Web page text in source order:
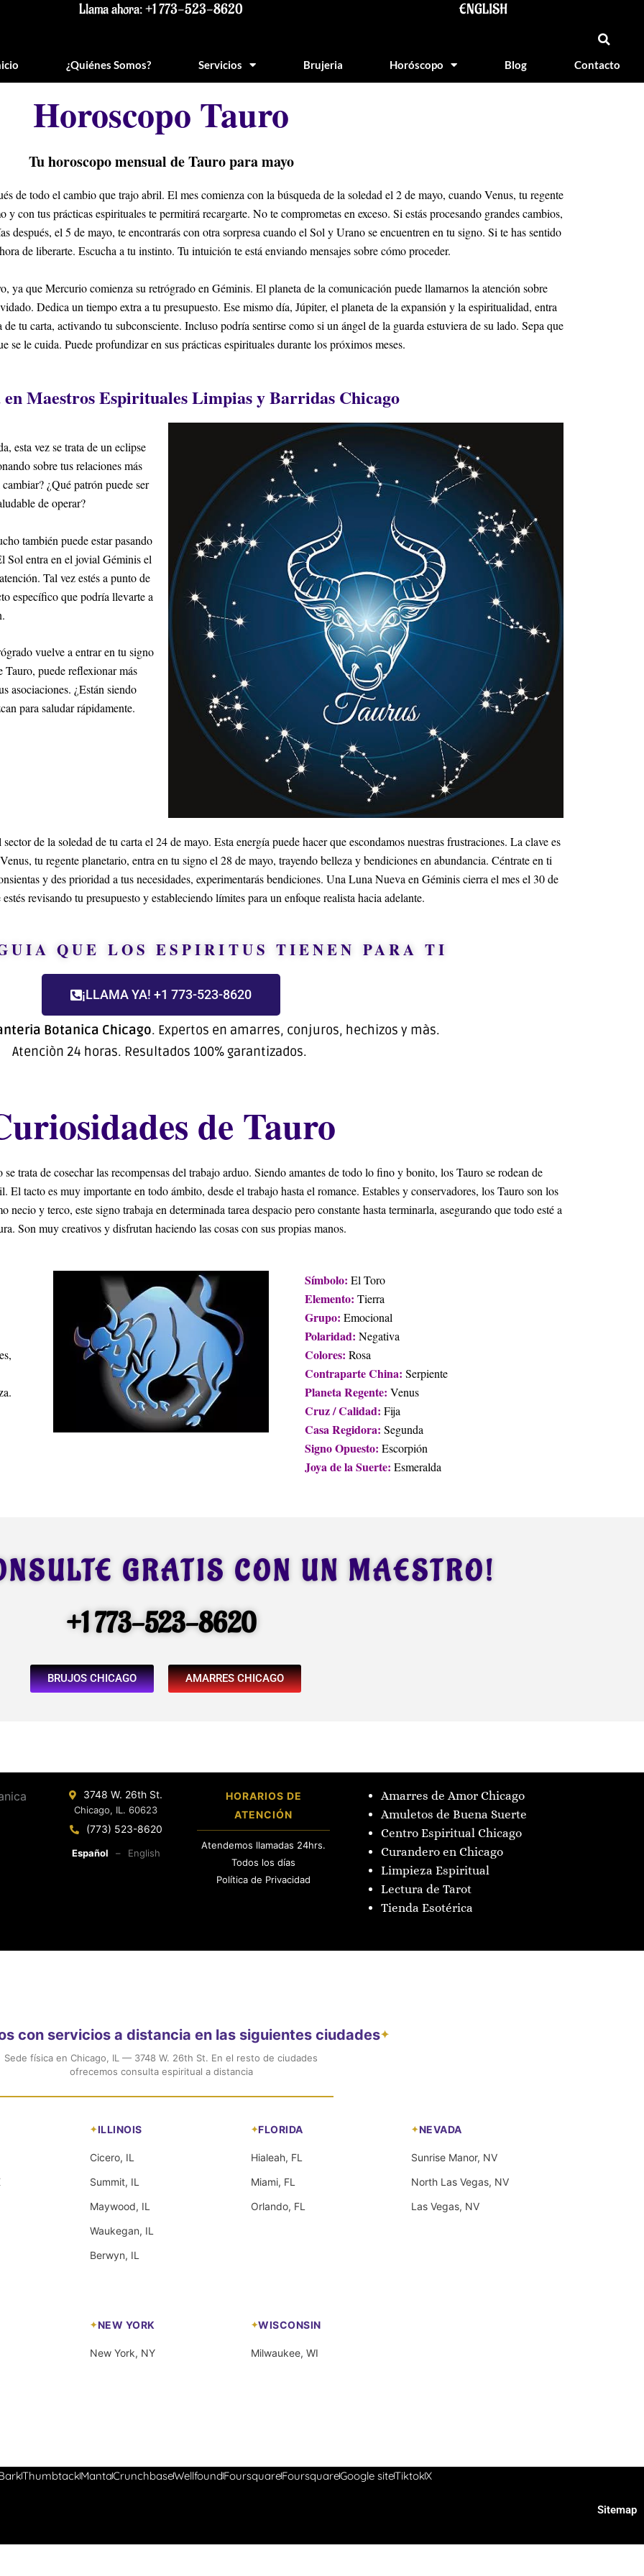
Llama ahora: +1 773-523-8620 ENGLISH
¿Quiénes Somos? Servicios Brujeria Horóscopo Blog Contacto
Horoscopo Tauro
Tu horoscopo mensual de Tauro para mayo
de todo el cambio que trajo abril. El mes comienza con la búsqueda de la soledad el 2 de mayo, cuando Venus, tu regente
con tus prácticas espirituales te permitirá recargarte. No te comprometas en exceso. Si estás procesando grandes cambios,
después, el 5 de mayo, te encontrarás con otra sorpresa cuando el Sol y Urano se encuentren en tu signo. Si te has sentido
de liberarte. Escucha a tu instinto. Tu intuición te está enviando mensajes sobre cómo proceder.
ya que Mercurio comienza su retrógrado en Géminis. El planeta de la comunicación puede llamarnos la atención sobre
Dedica un tiempo extra a tu presupuesto. Ese mismo día, Júpiter, el planeta de la expansión y la espiritualidad, entra
tu carta, activando tu subconsciente. Incluso podría sentirse como si un ángel de la guarda estuviera de su lado. Sepa que
se le cuida. Puede profundizar en sus prácticas espirituales durante los próximos meses.
Maestros Espirituales Limpias y Barridas Chicago
esta vez se trata de un eclipse
sobre tus relaciones más
¿Qué patrón puede ser
de operar?
también puede estar pasando
Sol entra en el jovial Géminis el
Tal vez estés a punto de
específico que podría llevarte a
vuelve a entrar en tu signo
Tauro, puede reflexionar más
asociaciones. ¿Están siendo
para saludar rápidamente.
de la soledad de tu carta el 24 de mayo. Esta energía puede hacer que escondamos nuestras frustraciones. La clave es
tu regente planetario, entra en tu signo el 28 de mayo, trayendo belleza y bendiciones en abundancia. Céntrate en ti
y des prioridad a tus necesidades, experimentarás bendiciones. Una Luna Nueva en Géminis cierra el mes el 30 de
revisando tu presupuesto y estableciendo límites para un enfoque realista hacia adelante.
QUE LOS ESPIRITUS TIENEN PARA TI
¡LLAMA YA! +1 773-523-8620
Botanica Chicago. Expertos en amarres, conjuros, hechizos y màs.
Atenciòn 24 horas. Resultados 100% garantizados.
de Tauro
trata de cosechar las recompensas del trabajo arduo. Siendo amantes de todo lo fino y bonito, los Tauro se rodean de
El tacto es muy importante en todo ámbito, desde el trabajo hasta el romance. Estables y conservadores, los Tauro son los
y terco, este signo trabaja en determinada tarea despacio pero constante hasta terminarla, asegurando que todo esté a
Son muy creativos y disfrutan haciendo las cosas con sus propias manos.
Símbolo: El Toro
Elemento: Tierra
Grupo: Emocional
Polaridad: Negativa
Colores: Rosa
Contraparte China: Serpiente
Planeta Regente: Venus
Cruz / Calidad: Fija
Casa Regidora: Segunda
Signo Opuesto: Escorpión
Joya de la Suerte: Esmeralda
GRATIS CON UN MAESTRO!
+1 773-523-8620
BRUJOS CHICAGO AMARRES CHICAGO
3748 W. 26th St.
Chicago, IL. 60623
(773) 523-8620
Español – English
HORARIOS DE
ATENCIÓN
Atendemos llamadas 24hrs.
Todos los días
Política de Privacidad
Amarres de Amor Chicago
Amuletos de Buena Suerte
Centro Espiritual Chicago
Curandero en Chicago
Limpieza Espiritual
Lectura de Tarot
Tienda Esotérica
con servicios a distancia en las siguientes ciudades✦
Sede física en Chicago, IL — 3748 W. 26th St. En el resto de ciudades
ofrecemos consulta espiritual a distancia
ILLINOIS
Cicero, IL
Summit, IL
Maywood, IL
Waukegan, IL
Berwyn, IL
FLORIDA
Hialeah, FL
Miami, FL
Orlando, FL
NEVADA
Sunrise Manor, NV
North Las Vegas, NV
Las Vegas, NV
NEW YORK
New York, NY
WISCONSIN
Milwaukee, WI
ThumbtackMantaCrunchbaseWellfoundFoursquareFoursquareGoogle siteTiktokX
Sitemap